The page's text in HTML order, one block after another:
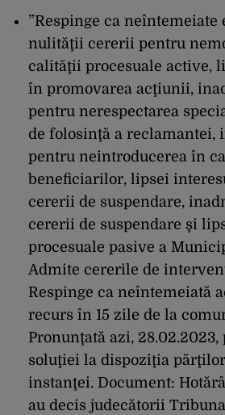
”Respinge ca neîntemeiate
nulităţii cererii pentru
calităţii procesuale active,
în promovarea acţiunii,
pentru nerespectarea
de folosinţă a
pentru neintroducerea în
beneficiarilor, lipsei
cererii de suspendare,
cererii de suspendare şi
procesuale pasive a
Admite cererile de
Respinge ca neîntemeiată
recurs în 15 zile de la
Pronunţată azi,
soluţiei la dispoziţia
instanţei. Document:
au decis judecătorii